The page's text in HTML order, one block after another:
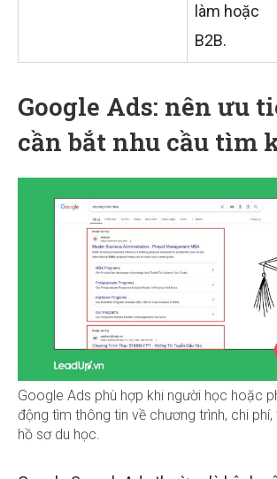
làm hoặc
B2B.
Google Ads: nên ưu
cần bắt nhu cầu tìm
Google Ads phù hợp khi người học hoặc
động tìm thông tin về chương trình, chi
hồ sơ du học.